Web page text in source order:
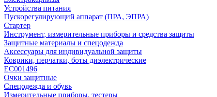
Устройства питания
Пускорегулирующий аппарат (ПРА, ЭПРА)
Стартер
Инструмент, измерительные приборы и средства защиты
Защитные материалы и спецодежда
Аксессуары для индивидуальной защиты
Коврики, перчатки, боты диэлектрические
EC001496
Очки защитные
Спецодежда и обувь
Измерительные приборы, тестеры